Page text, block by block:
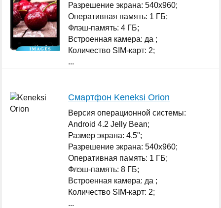
Разрешение экрана: 540x960;
Оперативная память: 1 ГБ;
Флэш-память: 4 ГБ;
Встроенная камера: да ;
Количество SIM-карт: 2;
...
Смартфон Keneksi Orion
Версия операционной системы:
Android 4.2 Jelly Bean;
Размер экрана: 4.5";
Разрешение экрана: 540x960;
Оперативная память: 1 ГБ;
Флэш-память: 8 ГБ;
Встроенная камера: да ;
Количество SIM-карт: 2;
...